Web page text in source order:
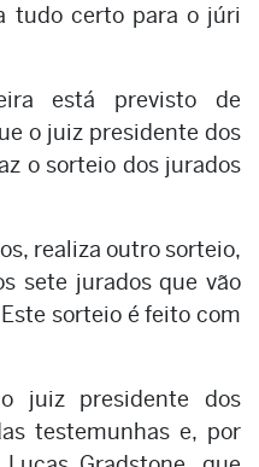
tudo certo para o júri
está previsto de
o juiz presidente dos
o sorteio dos jurados
realiza outro sorteio,
sete jurados que vão
sorteio é feito com
juiz presidente dos
testemunhas e, por